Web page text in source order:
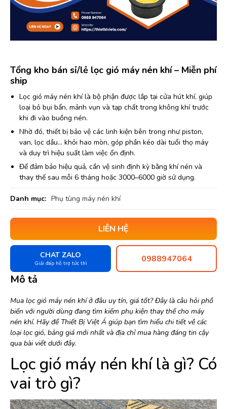
Tổng kho bán sỉ/lẻ lọc gió máy nén khí – Miễn phí
ship
Lọc gió máy nén khí là bộ phận được lắp tại cửa hút khí, giúp
loại bỏ bụi bẩn, mảnh vụn và tạp chất trong không khí trước
khi đi vào buồng nén.
Nhờ đó, thiết bị bảo vệ các linh kiện bên trong như piston,
van, lọc dầu… khỏi hao mòn, góp phần kéo dài tuổi thọ máy
và duy trì hiệu suất làm việc ổn định.
Để đảm bảo hiệu quả, cần vệ sinh định kỳ bằng khí nén và
thay thế sau mỗi 6 tháng hoặc 3000–6000 giờ sử dụng.
Danh mục: Phụ tùng máy nén khí
LIÊN HỆ
CHAT ZALO
Giải đáp hỗ trợ tức thì 0988947064
Mô tả
Mua lọc gió máy nén khí ở đâu uy tín, giá tốt? Đây là câu hỏi phổ
biến với người dùng đang tìm kiếm phụ kiện thay thế cho máy
nén khí. Hãy để Thiết Bị Việt Á giúp bạn tìm hiểu chi tiết về các
loại lọc gió, bảng giá mới nhất và địa chỉ mua hàng đáng tin cậy
qua bài viết dưới đây.
Lọc gió máy nén khí là gì? Có
vai trò gì?